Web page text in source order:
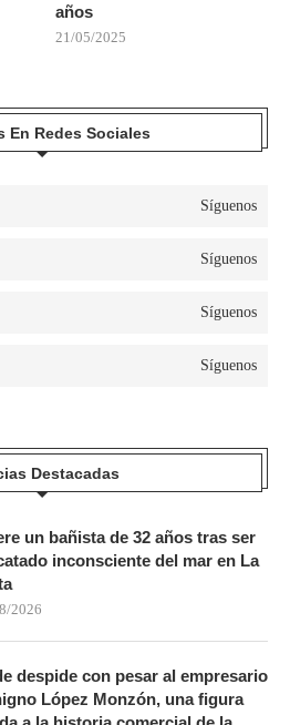
años
21/05/2025
En Redes Sociales
Síguenos
Síguenos
Síguenos
Síguenos
Destacadas
un bañista de 32 años tras ser
inconsciente del mar en La
2026
despide con pesar al empresario
López Monzón, una figura